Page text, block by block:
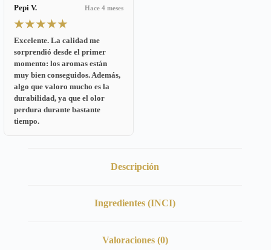
Pepi V. Hace 4 meses
★★★★★
Excelente. La calidad me
sorprendió desde el primer
momento: los aromas están
muy bien conseguidos. Además,
algo que valoro mucho es la
durabilidad, ya que el olor
perdura durante bastante
tiempo.
Descripción
Ingredientes (INCI)
Valoraciones (0)